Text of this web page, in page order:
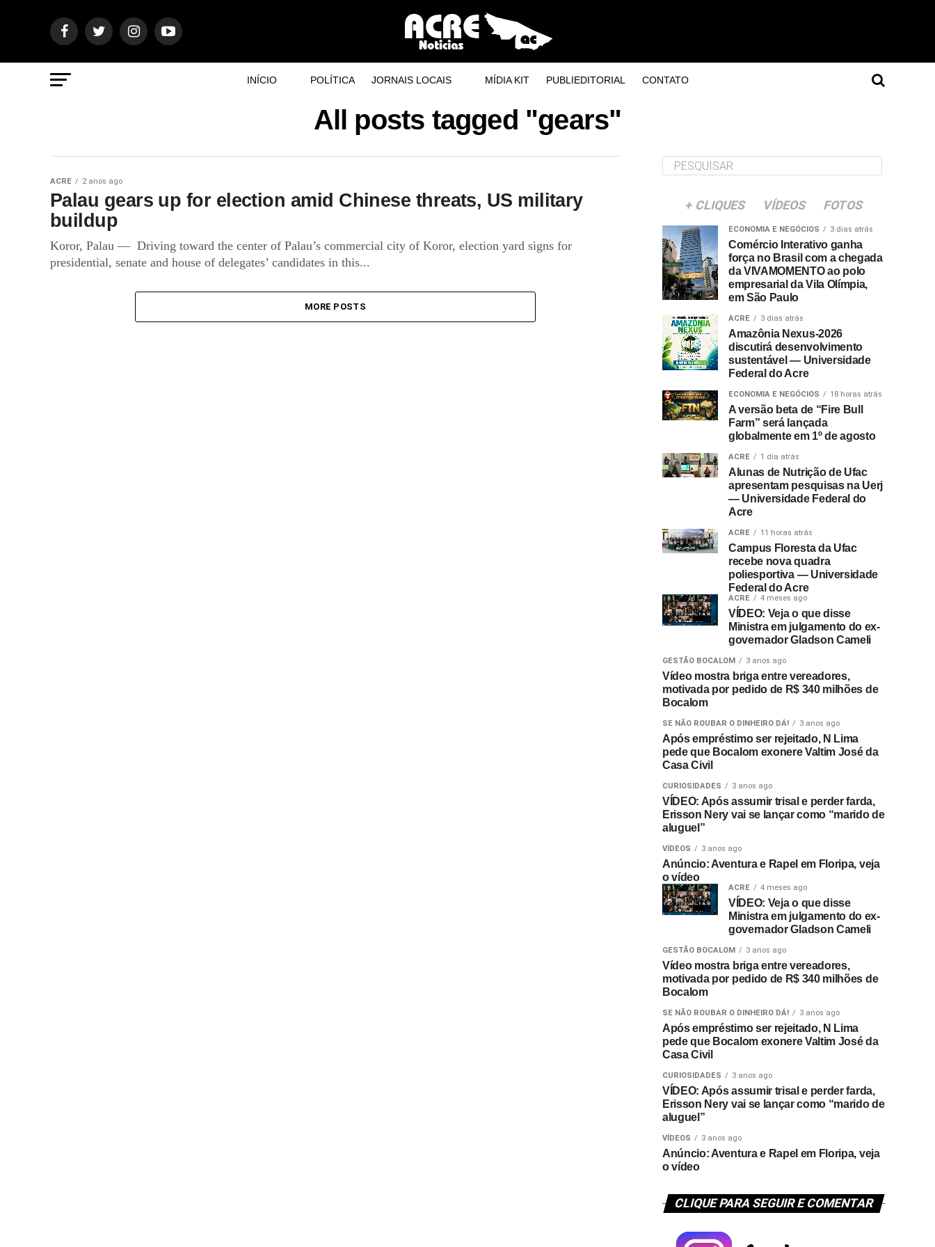
INÍCIO POLÍTICA JORNAIS LOCAIS MÍDIA KIT PUBLIEDITORIAL CONTATO
All posts tagged "gears"
ACRE 2 anos ago
Palau gears up for election amid Chinese threats, US military
buildup
Koror, Palau — Driving toward the center of Palau’s commercial city of Koror, election yard signs for
presidential, senate and house of delegates’ candidates in this...
MORE POSTS
+ CLIQUES VÍDEOS FOTOS
ECONOMIA E NEGÓCIOS 3 dias atrás
Comércio Interativo ganha
força no Brasil com a chegada
da VIVAMOMENTO ao polo
empresarial da Vila Olímpia,
em São Paulo
ACRE 3 dias atrás
Amazônia Nexus-2026
discutirá desenvolvimento
sustentável — Universidade
Federal do Acre
ECONOMIA E NEGÓCIOS 18 horas atrás
A versão beta de “Fire Bull
Farm” será lançada
globalmente em 1º de agosto
ACRE 1 dia atrás
Alunas de Nutrição de Ufac
apresentam pesquisas na Uerj
— Universidade Federal do
Acre
ACRE 11 horas atrás
Campus Floresta da Ufac
recebe nova quadra
poliesportiva — Universidade
Federal do Acre
ACRE 4 meses ago
VÍDEO: Veja o que disse
Ministra em julgamento do ex-
governador Gladson Cameli
GESTÃO BOCALOM 3 anos ago
Vídeo mostra briga entre vereadores,
motivada por pedido de R$ 340 milhões de
Bocalom
SE NÃO ROUBAR O DINHEIRO DÁ! 3 anos ago
Após empréstimo ser rejeitado, N Lima
pede que Bocalom exonere Valtim José da
Casa Civil
CURIOSIDADES 3 anos ago
VÍDEO: Após assumir trisal e perder farda,
Erisson Nery vai se lançar como “marido de
aluguel”
VÍDEOS 3 anos ago
Anúncio: Aventura e Rapel em Floripa, veja
o vídeo
ACRE 4 meses ago
VÍDEO: Veja o que disse
Ministra em julgamento do ex-
governador Gladson Cameli
GESTÃO BOCALOM 3 anos ago
Vídeo mostra briga entre vereadores,
motivada por pedido de R$ 340 milhões de
Bocalom
SE NÃO ROUBAR O DINHEIRO DÁ! 3 anos ago
Após empréstimo ser rejeitado, N Lima
pede que Bocalom exonere Valtim José da
Casa Civil
CURIOSIDADES 3 anos ago
VÍDEO: Após assumir trisal e perder farda,
Erisson Nery vai se lançar como “marido de
aluguel”
VÍDEOS 3 anos ago
Anúncio: Aventura e Rapel em Floripa, veja
o vídeo
CLIQUE PARA SEGUIR E COMENTAR